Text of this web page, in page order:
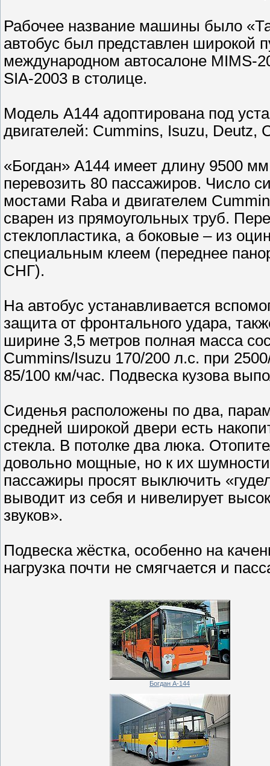
Рабочее название машины было
автобус был представлен широкой
международном автосалоне МIМS-
SIA-2003 в столице.
Модель А144 адоптирована под
двигателей: Cummins, Isuzu,
«Богдан» А144 имеет длину 9500
перевозить 80 пассажиров. Число
мостами Raba и двигателем
сварен из прямоугольных труб.
стеклопластика, а боковые – из
специальным клеем (переднее
СНГ).
На автобус устанавливается
защита от фронтального удара,
ширине 3,5 метров полная масса
Cummins/Isuzu 170/200 л.с. при
85/100 км/час. Подвеска кузова
Сиденья расположены по два,
средней широкой двери есть
стекла. В потолке два люка.
довольно мощные, но к их
пассажиры просят выключить
выводит из себя и нивелирует
звуков».
Подвеска жёстка, особенно на
нагрузка почти не смягчается и
Богдан А-144